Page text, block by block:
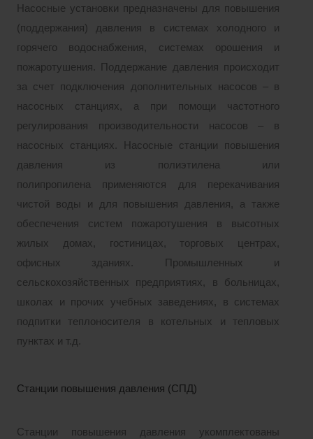
Насосные установки предназначены для повышения
(поддержания) давления в системах холодного и
горячего водоснабжения, системах орошения и
пожаротушения. Поддержание давления происходит
за счет подключения дополнительных насосов – в
насосных станциях, а при помощи частотного
регулирования производительности насосов – в
насосных станциях. Насосные станции повышения
давления из полиэтилена или
полипропилена применяются для перекачивания
чистой воды и для повышения давления, а также
обеспечения систем пожаротушения в высотных
жилых домах, гостиницах, торговых центрах,
офисных зданиях. Промышленных и
сельскохозяйственных предприятиях, в больницах,
школах и прочих учебных заведениях, в системах
подпитки теплоносителя в котельных и тепловых
пунктах и т.д.
Станции повышения давления (СПД)
Станции повышения давления укомплектованы